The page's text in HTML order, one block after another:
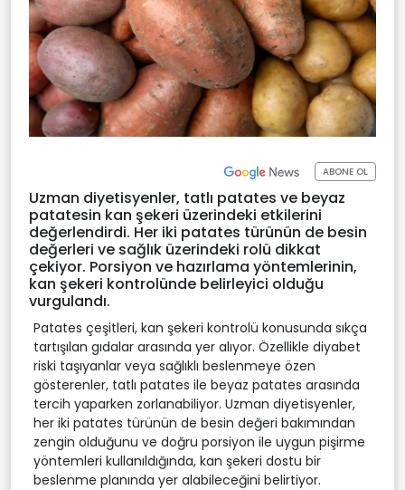
ABONE OL
Uzman diyetisyenler, tatlı patates ve beyaz
patatesin kan şekeri üzerindeki etkilerini
değerlendirdi. Her iki patates türünün de besin
değerleri ve sağlık üzerindeki rolü dikkat
çekiyor. Porsiyon ve hazırlama yöntemlerinin,
kan şekeri kontrolünde belirleyici olduğu
vurgulandı.
Patates çeşitleri, kan şekeri kontrolü konusunda sıkça
tartışılan gıdalar arasında yer alıyor. Özellikle diyabet
riski taşıyanlar veya sağlıklı beslenmeye özen
gösterenler, tatlı patates ile beyaz patates arasında
tercih yaparken zorlanabiliyor. Uzman diyetisyenler,
her iki patates türünün de besin değeri bakımından
zengin olduğunu ve doğru porsiyon ile uygun pişirme
yöntemleri kullanıldığında, kan şekeri dostu bir
beslenme planında yer alabileceğini belirtiyor.